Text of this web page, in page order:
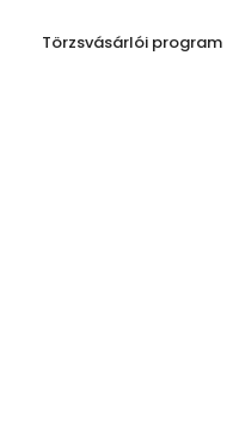
Törzsvásárlói program